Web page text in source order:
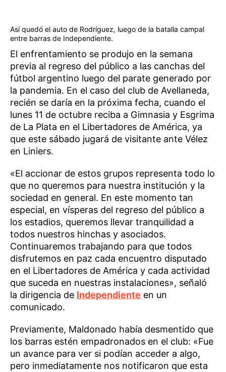
Así quedó el auto de Rodríguez, luego de la batalla campal
entre barras de Independiente.
El enfrentamiento se produjo en la semana
previa al regreso del público a las canchas del
fútbol argentino luego del parate generado por
la pandemia. En el caso del club de Avellaneda,
recién se daría en la próxima fecha, cuando el
lunes 11 de octubre reciba a Gimnasia y Esgrima
de La Plata en el Libertadores de América, ya
que este sábado jugará de visitante ante Vélez
en Liniers.
«El accionar de estos grupos representa todo lo
que no queremos para nuestra institución y la
sociedad en general. En este momento tan
especial, en vísperas del regreso del público a
los estadios, queremos llevar tranquilidad a
todos nuestros hinchas y asociados.
Continuaremos trabajando para que todos
disfrutemos en paz cada encuentro disputado
en el Libertadores de América y cada actividad
que suceda en nuestras instalaciones», señaló
la dirigencia de Independiente en un
comunicado.
Previamente, Maldonado había desmentido que
los barras estén empadronados en el club: «Fue
un avance para ver si podían acceder a algo,
pero inmediatamente nos notificaron que esta